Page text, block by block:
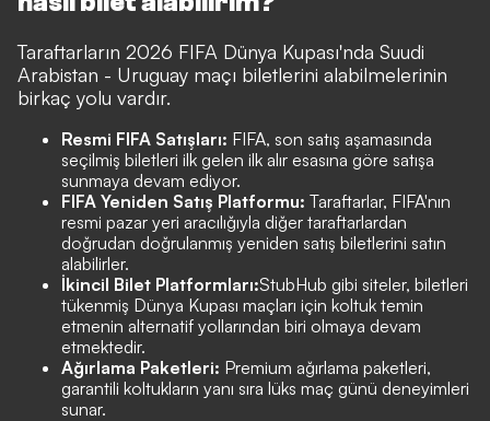
Taraftarların 2026 FIFA Dünya Kupası'nda Suudi
Arabistan - Uruguay maçı biletlerini alabilmelerinin
birkaç yolu vardır.
Resmi FIFA Satışları: FIFA, son satış aşamasında
seçilmiş biletleri ilk gelen ilk alır esasına göre satışa
sunmaya devam ediyor.
FIFA Yeniden Satış Platformu: Taraftarlar, FIFA'nın
resmi pazar yeri aracılığıyla diğer taraftarlardan
doğrudan doğrulanmış yeniden satış biletlerini satın
alabilirler.
İkincil Bilet Platformları:StubHub gibi siteler, biletleri
tükenmiş Dünya Kupası maçları için koltuk temin
etmenin alternatif yollarından biri olmaya devam
etmektedir.
Ağırlama Paketleri: Premium ağırlama paketleri,
garantili koltukların yanı sıra lüks maç günü deneyimleri
sunar.